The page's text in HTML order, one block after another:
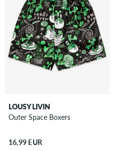
LOUSY LIVIN
Outer Space Boxers
16,99 EUR